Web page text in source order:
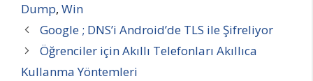
Dump, Win
Google ; DNS’i Android’de TLS ile Şifreliyor
Öğrenciler için Akıllı Telefonları Akıllıca
Kullanma Yöntemleri